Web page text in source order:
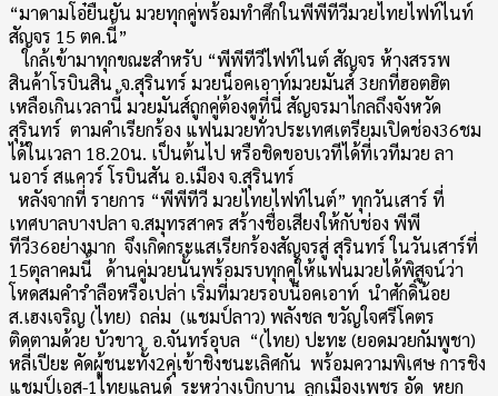
“มาดามโอ๋ยืนยัน มวยทุกคู่พร้อมทำศึกในพีพีทีวีมวยไทยไฟท์ไนท์
สัญจร 15 ตค.นี้”
ใกล้เข้ามาทุกขณะสำหรับ “พีพีทีวีไฟท์ไนต์ สัญจร ห้างสรรพ
สินค้าโรบินสิน จ.สุรินทร์ มวยน็อคเอาท์มวยมันส์ 3ยกที่ฮอตฮิต
เหลือเกินเวลานี้ มวยมันส์ถูกคู่ต้องดูที่นี่ สัญจรมาไกลถึงจังหวัด
สุรินทร์ ตามคำเรียกร้อง แฟนมวยทั่วประเทศเตรียมเปิดช่อง36ชม
ได้ในเวลา 18.20น. เป็นต้นไป หรือชิดขอบเวทีได้ที่เวทีมวย ลา
นอาร์ สแควร์ โรบินสัน อ.เมือง จ.สุรินทร์
หลังจากที่ รายการ “พีพีทีวี มวยไทยไฟท์ไนต์” ทุกวันเสาร์ ที่
เทศบาลบางปลา จ.สมุทรสาคร สร้างชื่อเสียงให้กับช่อง พีพี
ทีวี36อย่างมาก จึงเกิดกระแสเรียกร้องสัญจรสู่ สุรินทร์ ในวันเสาร์ที่
15ตุลาคมนี้ ด้านคู่มวยนั้นพร้อมรบทุกคู่ให้แฟนมวยได้พิสูจน์ว่า
โหดสมคำรำลือหรือเปล่า เริ่มที่มวยรอบน็อคเอาท์ นำศักดิ์น้อย
ส.เฮงเจริญ (ไทย) ถล่ม (แชมป์ลาว) พลังชล ขวัญใจศรีโคตร
ติดตามด้วย บัวขาว อ.จันทร์อุบล “(ไทย) ปะทะ (ยอดมวยกัมพูชา)
หลี่เปียะ คัดผู้ชนะทั้ง2คุ่เข้าชิงชนะเลิศกัน พร้อมความพิเศษ การชิง
แชมป์เอส-1ไทยแลนด์ ระหว่างเบิกบาน ลูกเมืองเพชร อัด หยก